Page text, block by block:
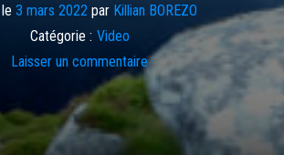
3 mars 2022 par Killian BOREZO
Catégorie : Video
Laisser un commentaire